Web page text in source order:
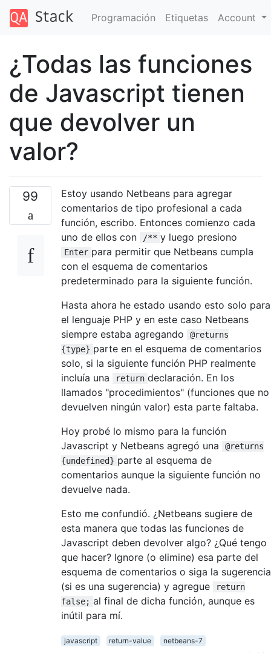
Programación Etiquetas Account
¿Todas las funciones
de Javascript tienen
que devolver un
valor?
99
Estoy usando Netbeans para agregar
comentarios de tipo profesional a cada
función, escribo. Entonces comienzo cada
uno de ellos con
/** y luego presiono
Enter para permitir que Netbeans cumpla
con el esquema de comentarios
predeterminado para la siguiente función.
Hasta ahora he estado usando esto solo para
el lenguaje PHP y en este caso Netbeans
siempre estaba agregando
@returns
{type} parte en el esquema de comentarios
solo, si la siguiente función PHP realmente
incluía una
return declaración. En los
llamados "procedimientos" (funciones que no
devuelven ningún valor) esta parte faltaba.
Hoy probé lo mismo para la función
Javascript y Netbeans agregó una
@returns
{undefined} parte al esquema de
comentarios aunque la siguiente función no
devuelve nada.
Esto me confundió. ¿Netbeans sugiere de
esta manera que todas las funciones de
Javascript deben devolver algo? ¿Qué tengo
que hacer? Ignore (o elimine) esa parte del
esquema de comentarios o siga la sugerencia
(si es una sugerencia) y agregue
return
false; al final de dicha función, aunque es
inútil para mí.
javascript return-value
netbeans-7